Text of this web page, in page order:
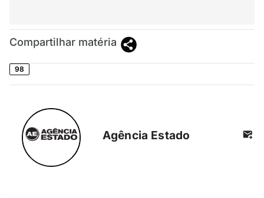
Compartilhar matéria
98
Agência Estado